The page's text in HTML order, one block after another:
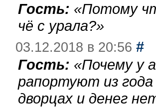
Гость: «Потому
чё с урала?»
03.12.2018 в 20:56 #
Гость: «Почему у
рапортуют из
дворцах и денег